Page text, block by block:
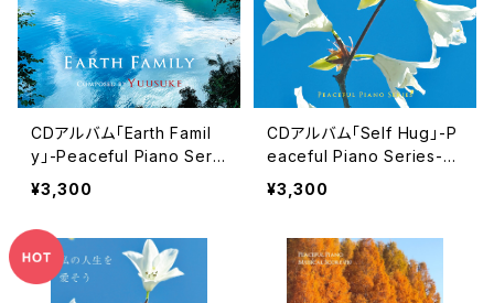
CDアルバム「Earth Famil
y」-Peaceful Piano Seri
es-／Yuusuke
¥3,300
CDアルバム「Self Hug」-P
eaceful Piano Series-／
Yuusuke
¥3,300